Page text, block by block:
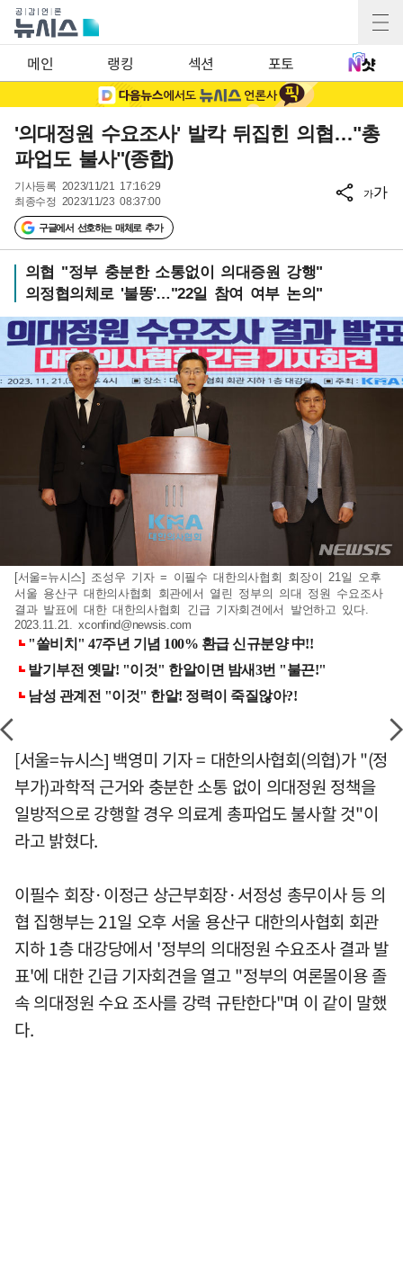
메인 랭킹 섹션 포토
'의대정원 수요조사' 발칵 뒤집힌 의협…"총
파업도 불사"(종합)
기사등록 2023/11/21 17:16:29
최종수정 2023/11/23 08:37:00
구글에서 선호하는 매체로 추가
가가
의협 "정부 충분한 소통없이 의대증원 강행"
의정협의체로 '불똥'…"22일 참여 여부 논의"
[서울=뉴시스] 조성우 기자 = 이필수 대한의사협회 회장이 21일 오후
서울 용산구 대한의사협회 회관에서 열린 정부의 의대 정원 수요조사
결과 발표에 대한 대한의사협회 긴급 기자회견에서 발언하고 있다.
2023.11.21.xconfind@newsis.com
[서울=뉴시스] 백영미 기자 = 대한의사협회(의협)가 "(정
부가)과학적 근거와 충분한 소통 없이 의대정원 정책을
일방적으로 강행할 경우 의료계 총파업도 불사할 것"이
라고 밝혔다.
이필수 회장·이정근 상근부회장·서정성 총무이사 등 의
협 집행부는 21일 오후 서울 용산구 대한의사협회 회관
지하 1층 대강당에서 '정부의 의대정원 수요조사 결과 발
표'에 대한 긴급 기자회견을 열고 "정부의 여론몰이용 졸
속 의대정원 수요 조사를 강력 규탄한다"며 이 같이 말했
다.